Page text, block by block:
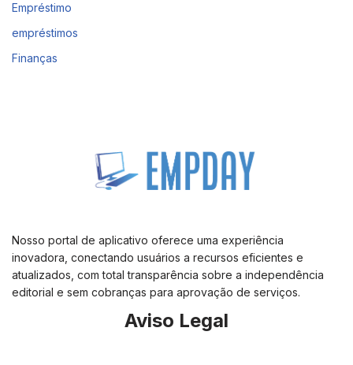
Empréstimo
empréstimos
Finanças
Nosso portal de aplicativo oferece uma experiência
inovadora, conectando usuários a recursos eficientes e
atualizados, com total transparência sobre a independência
editorial e sem cobranças para aprovação de serviços.
Aviso Legal